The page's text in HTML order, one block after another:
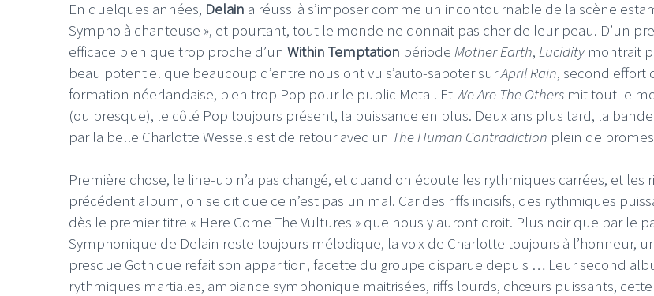
En quelques années, Delain a réussi à s’imposer comme un incontournable de la scène
Sympho à chanteuse », et pourtant, tout le monde ne donnait pas cher de leur peau. D’un
efficace bien que trop proche d’un Within Temptation période Mother Earth, Luciditymontrait
beau potentiel que beaucoup d’entre nous ont vu s’auto-saboter surApril Rain, second effort
formation néerlandaise, bien trop Pop pour le public Metal. Et We Are The Others mit tout le
(ou presque), le côté Pop toujours présent, la puissance en plus. Deux ans plus tard, la
par la belle Charlotte Wessels est de retour avec un The Human Contradiction plein de
Première chose, le line-up n’a pas changé, et quand on écoute les rythmiques carrées, et les
précédent album, on se dit que ce n’est pas un mal. Car des riffs incisifs, des rythmiques
dès le premier titre « Here Come The Vultures » que nous y auront droit. Plus noir que par le
Symphonique de Delain reste toujours mélodique, la voix de Charlotte toujours à l’honneur,
presque Gothique refait son apparition, facette du groupe disparue depuis … Leur second
rythmiques martiales, ambiance symphonique maitrisées, riffs lourds, chœurs puissants,